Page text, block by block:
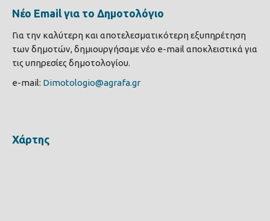
Νέο Email για το Δημοτολόγιο
Για την καλύτερη και αποτελεσματικότερη εξυπηρέτηση
των δημοτών, δημιουργήσαμε νέο e-mail αποκλειστικά για
τις υπηρεσίες δημοτολογίου.
e-mail: Dimotologio@agrafa.gr
Χάρτης